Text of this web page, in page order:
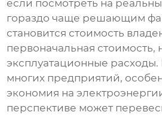
если посмотреть на
гораздо чаще решающим
становится стоимость
первоначальная стоимость,
эксплуатационные
многих предприятий,
экономия на
перспективе может